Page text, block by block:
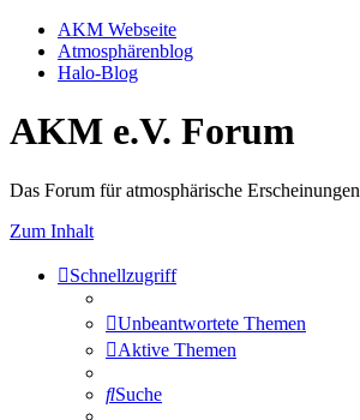
AKM Webseite
Atmosphärenblog
Halo-Blog
AKM e.V. Forum
Das Forum für atmosphärische Erscheinungen
Zum Inhalt
Schnellzugriff
Unbeantwortete Themen
Aktive Themen
Suche